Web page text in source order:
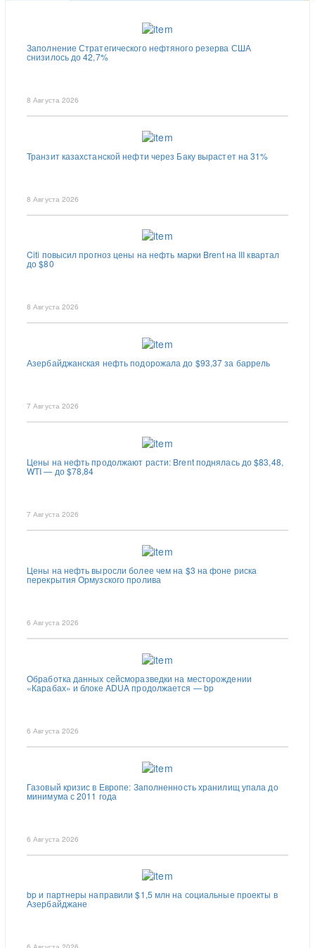
Заполнение Стратегического нефтяного резерва США
снизилось до 42,7%
8 Августа 2026
Транзит казахстанской нефти через Баку вырастет на 31%
8 Августа 2026
Citi повысил прогноз цены на нефть марки Brent на III квартал
до $80
8 Августа 2026
Азербайджанская нефть подорожала до $93,37 за баррель
7 Августа 2026
Цены на нефть продолжают расти: Brent поднялась до $83,48,
WTI — до $78,84
7 Августа 2026
Цены на нефть выросли более чем на $3 на фоне риска
перекрытия Ормузского пролива
6 Августа 2026
Обработка данных сейсморазведки на месторождении
«Карабах» и блоке ADUA продолжается — bp
6 Августа 2026
Газовый кризис в Европе: Заполненность хранилищ упала до
минимума с 2011 года
6 Августа 2026
bp и партнеры направили $1,5 млн на социальные проекты в
Азербайджане